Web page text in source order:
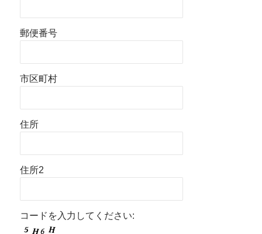
郵便番号
市区町村
住所
住所2
コードを入力してください: